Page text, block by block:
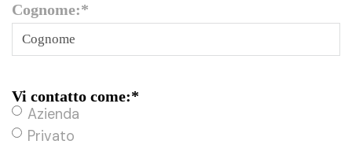
Cognome:*
Vi contatto come:*
Azienda
Privato